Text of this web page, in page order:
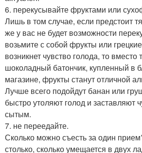
6. перекусывайте фруктами или
Лишь в том случае, если предстоит
же у вас не будет возможности
возьмите с собой фрукты или
возникнет чувство голода, то вместо
шоколадный батончик, купленный в
магазине, фрукты станут отличной
Лучше всего подойдут банан или
быстро утоляют голод и заставляют
сытым.
7. не переедайте.
Сколько можно съесть за один
столько, сколько умещается в двух